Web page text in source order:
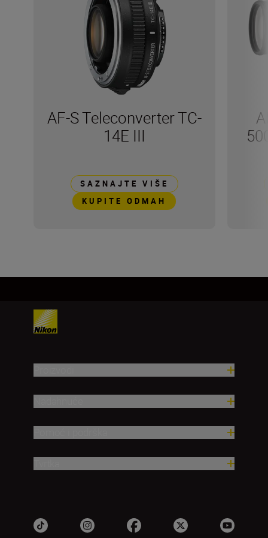
AF-S Teleconverter TC-
14E III
SAZNAJTE VIŠE
KUPITE ODMAH